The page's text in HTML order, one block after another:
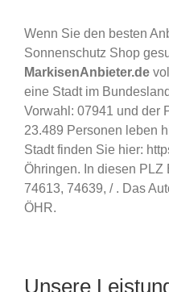
Wenn Sie den besten
Sonnenschutz Shop
MarkisenAnbieter.de
eine Stadt im Bundesland
Vorwahl: 07941 und der
23.489 Personen leben
Stadt finden Sie hier:
Öhringen. In diesen PLZ
74613, 74639, / . Das
ÖHR.
Unsere